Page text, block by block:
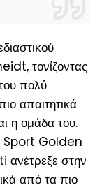
τονίζοντας
πολύ
απαιτητικά
η ομάδα του.
Sport Golden
ανέτρεξε στην
από τα πιο